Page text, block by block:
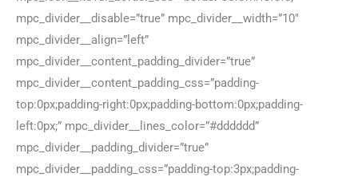
mpc_divider__disable=”true” mpc_divider__width=”10″
mpc_divider__align=”left”
mpc_divider__content_padding_divider=”true”
mpc_divider__content_padding_css=”padding-
top:0px;padding-right:0px;padding-bottom:0px;padding-
left:0px;” mpc_divider__lines_color=”#dddddd”
mpc_divider__padding_divider=”true”
mpc_divider__padding_css=”padding-top:3px;padding-